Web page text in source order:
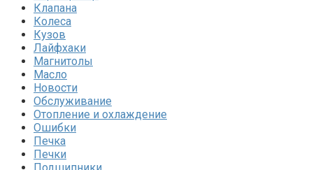
Клапана
Колеса
Кузов
Лайфхаки
Магнитолы
Масло
Новости
Обслуживание
Отопление и охлаждение
Ошибки
Печка
Печки